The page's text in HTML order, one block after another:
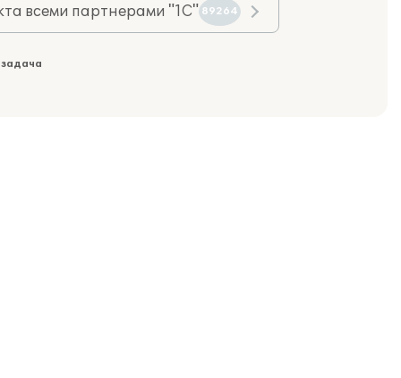
всеми партнерами "1С" 89264